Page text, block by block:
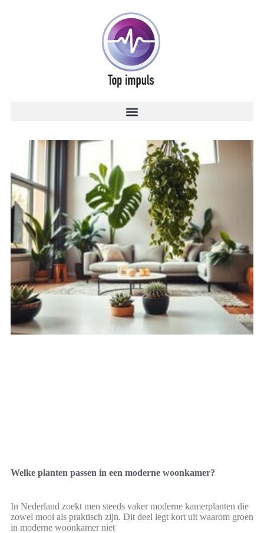
Welke planten passen in een moderne woonkamer?
In Nederland zoekt men steeds vaker moderne kamerplanten die
zowel mooi als praktisch zijn. Dit deel legt kort uit waarom groen
in moderne woonkamer niet